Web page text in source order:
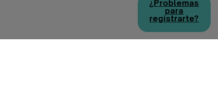
¿Problemas
para
registrarte?